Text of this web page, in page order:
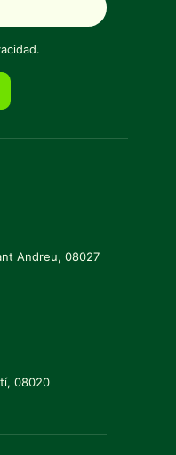
.
Andreu, 08027
08020